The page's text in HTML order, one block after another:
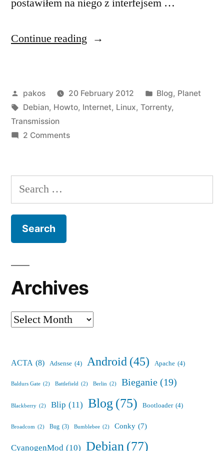
Continue reading “vps
Posted
by
pakos 20 February 2012
Posted
in
Blog, Planet
Tags:
Debian, Howto, Internet, Linux, Torrenty,
Transmission
2 Commentson
3
Search
for:
Archives
Archives
ACTA (8) Adsense (4) Android (45) Apache (4)
Baldurs Gate (2) Battlefield (2) Berlin (2) Bieganie (19)
Blackberry (2) Blip (11) Blog(75) Bootloader (4)
Broadcom (2) Bug (3) Bumblebee (2) Conky (7)
CyanogenMod (10) Debian(77)